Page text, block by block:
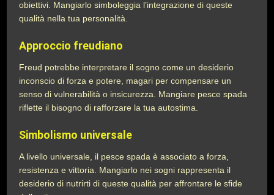
obiettivi. Mangiarlo simboleggia l’integrazione di queste
qualità nella tua personalità.
Approccio freudiano
Freud potrebbe interpretare il sogno come un desiderio
inconscio di forza e potere, magari per compensare un
senso di vulnerabilità o insicurezza. Mangiare pesce spada
riflette il bisogno di rafforzare la tua autostima.
Simbolismo universale
A livello universale, il pesce spada è associato a forza,
resistenza e vittoria. Mangiarlo nei sogni rappresenta il
desiderio di nutrirti di queste qualità per affrontare le sfide